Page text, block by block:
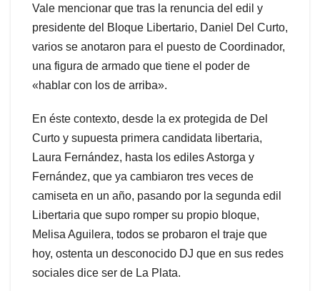
Vale mencionar que tras la renuncia del edil y
presidente del Bloque Libertario, Daniel Del Curto,
varios se anotaron para el puesto de Coordinador,
una figura de armado que tiene el poder de
«hablar con los de arriba».
En éste contexto, desde la ex protegida de Del
Curto y supuesta primera candidata libertaria,
Laura Fernández, hasta los ediles Astorga y
Fernández, que ya cambiaron tres veces de
camiseta en un año, pasando por la segunda edil
Libertaria que supo romper su propio bloque,
Melisa Aguilera, todos se probaron el traje que
hoy, ostenta un desconocido DJ que en sus redes
sociales dice ser de La Plata.